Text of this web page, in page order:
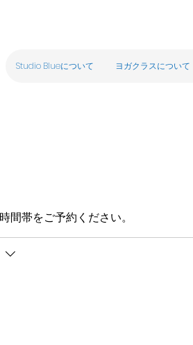
Studio Blueについて ヨガクラスについて
間帯をご予約ください。